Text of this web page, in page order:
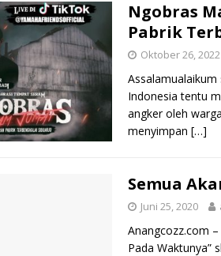
Ngobras
Pabrik
Oktober 26, 2022
Indonesia tentu
angker oleh
menyimpan […]
Semua
Juni 25, 2020
Anangcozz.com
Pada Waktunya”